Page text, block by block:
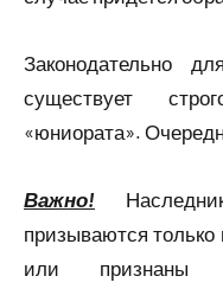
Законодательно
существует
«юниората».
Важно!
призываются только
или признаны